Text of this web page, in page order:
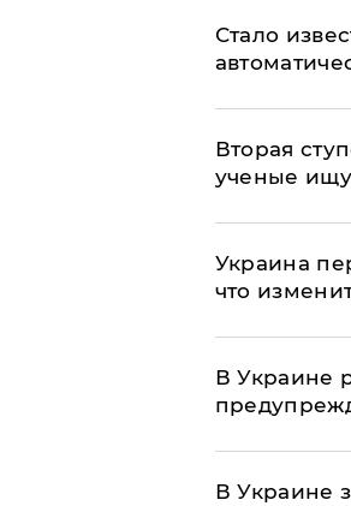
Стало
Вторая
ученые
Украина
что
В Украине
В Украине